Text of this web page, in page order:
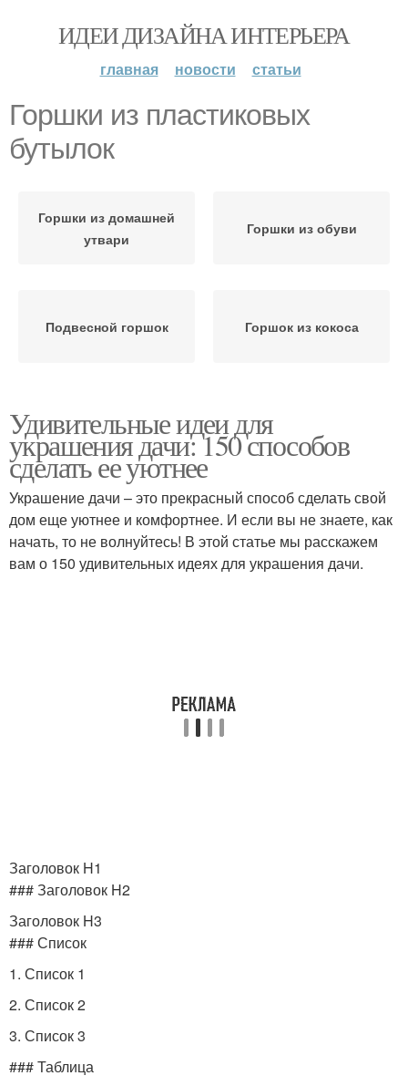
ИДЕИ ДИЗАЙНА ИНТЕРЬЕРА
главная новости статьи
Горшки из пластиковых
бутылок
Горшки из домашней
утвари
Горшки из обуви
Подвесной горшок Горшок из кокоса
Удивительные идеи для
украшения дачи: 150 способов
сделать ее уютнее
Украшение дачи – это прекрасный способ сделать свой
дом еще уютнее и комфортнее. И если вы не знаете, как
начать, то не волнуйтесь! В этой статье мы расскажем
вам о 150 удивительных идеях для украшения дачи.
Заголовок H1
### Заголовок H2
Заголовок H3
### Список
1. Список 1
2. Список 2
3. Список 3
### Таблица